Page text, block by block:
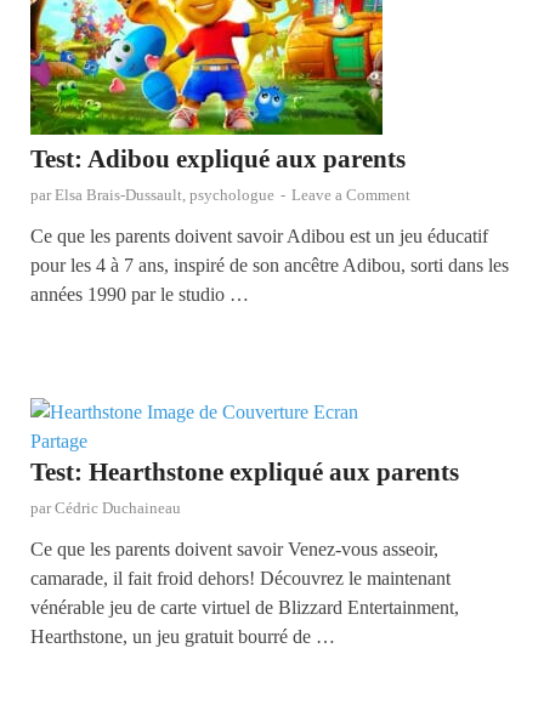
Test: Adibou expliqué aux parents
parElsa Brais-Dussault, psychologue - Leave a Comment
Ce que les parents doivent savoir Adibou est un jeu éducatif
pour les 4 à 7 ans, inspiré de son ancêtre Adibou, sorti dans les
années 1990 par le studio …
Test: Hearthstone expliqué aux parents
parCédric Duchaineau
Ce que les parents doivent savoir Venez-vous asseoir,
camarade, il fait froid dehors! Découvrez le maintenant
vénérable jeu de carte virtuel de Blizzard Entertainment,
Hearthstone, un jeu gratuit bourré de …